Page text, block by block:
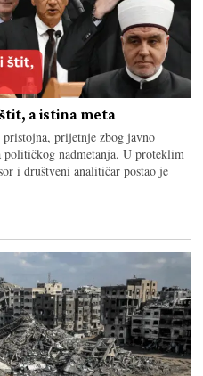
a istina meta
prijetnje zbog javno
nadmetanja. U proteklim
i društveni analitičar postao je